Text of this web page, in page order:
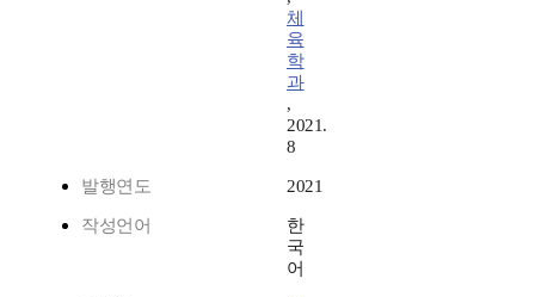
체
육
학
과
,
2021.
8
발행연도 2021
작성언어
한
국
어